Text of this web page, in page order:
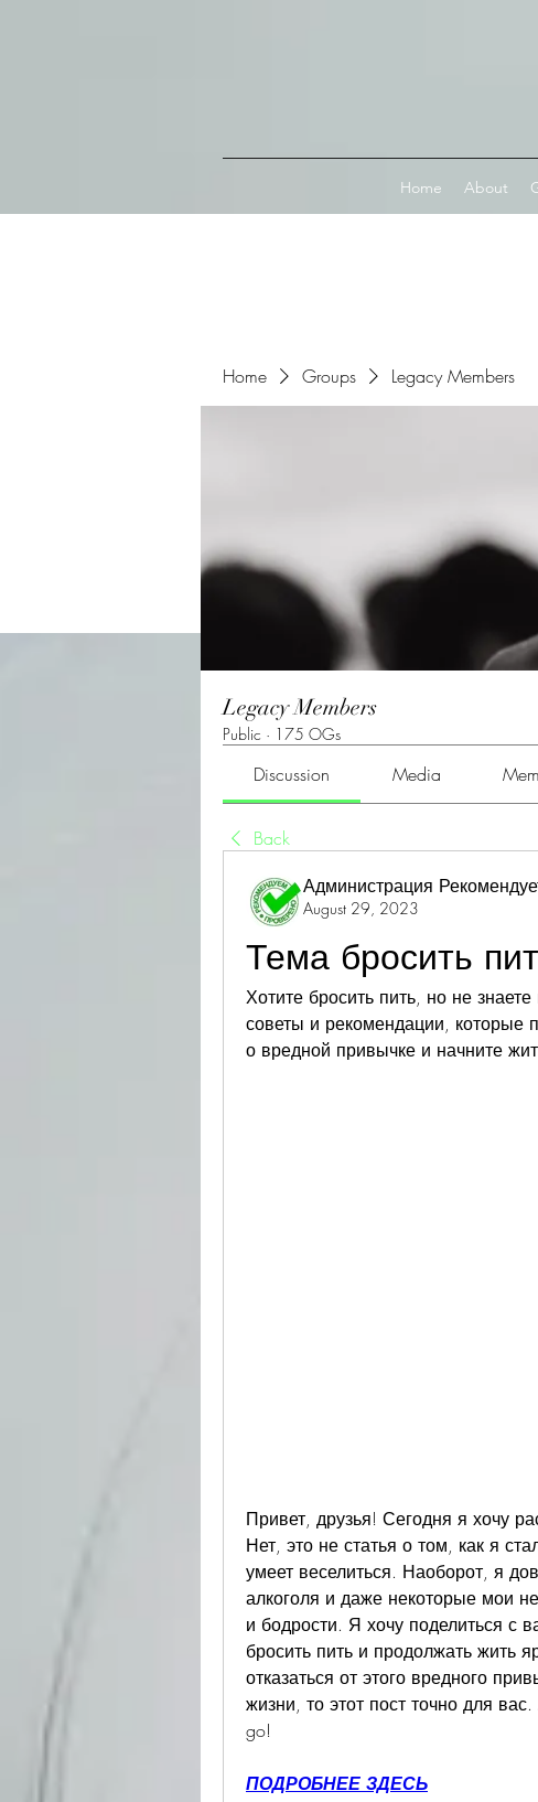
Home About
Home Groups Legacy Members
Legacy Members
Public · 175 OGs
Discussion Media
Back
Администрация
August 29, 2023
Тема бросить
Хотите бросить пить, но не
советы и рекомендации, которые
о вредной привычке и начните
Привет, друзья! Сегодня я хочу
Нет, это не статья о том, как я
умеет веселиться. Наоборот, я
алкоголя и даже некоторые мои
и бодрости. Я хочу поделиться с
бросить пить и продолжать жить
отказаться от этого вредного
жизни, то этот пост точно для вас.
go!
ПОДРОБНЕЕ ЗДЕСЬ